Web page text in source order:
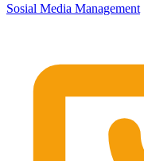
Sosial Media Management